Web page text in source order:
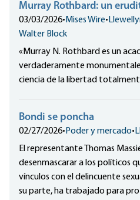
Murray Rothbard: un
03/03/2026• Mises Wire•
Walter Block
«Murray N. Rothbard es un
verdaderamente
ciencia de la libertad
Bondi se poncha
02/27/2026• Poder y mercado•
El representante Thomas
desenmascarar a los políticos
vínculos con el delincuente
su parte, ha trabajado para